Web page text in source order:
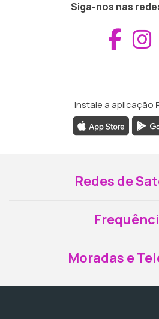
Siga-nos nas
Instale a aplicação
Redes de
Moradas e